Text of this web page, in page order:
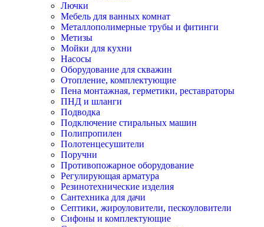
Лючки
Мебель для ванных комнат
Металлополимерные трубы и фитинги
Метизы
Мойки для кухни
Насосы
Оборудование для скважин
Отопление, комплектующие
Пена монтажная, герметики, реставраторы
ПНД и шланги
Подводка
Подключение стиральных машин
Полипропилен
Полотенцесушители
Поручни
Противопожарное оборудование
Регулирующая арматура
Резинотехнические изделия
Сантехника для дачи
Септики, жироуловители, пескоуловители
Сифоны и комплектующие